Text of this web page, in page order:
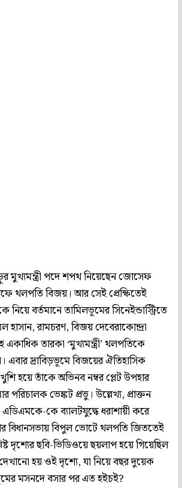
মুখ্যমন্ত্রী পদে শপথ নিয়েছেন জোসেফ
থলপতি বিজয়। আর সেই প্রেক্ষিতেই
নিয়ে বর্তমানে তামিলভূমের সিনেইন্ডাস্ট্রিতে
হাসান, রামচরণ, বিজয় দেবেরাকোন্দ্রা
তারকা ‘মুখ্যমন্ত্রী’ থলপতিকে
এবার দ্রাবিড়ভূমে বিজয়ের ঐতিহাসিক
হয়ে তাঁকে অভিনব নম্বর প্লেট উপহার
পরিচালক ভেঙ্কট প্রভু। উল্লেখ্য, প্রাক্তন
কে ব্যালটযুদ্ধে ধরাশায়ী করে
বিধানসভায় বিপুল ভোটে থলপতি জিততেই
দৃশ্যের ছবি-ভিডিওয়ে ছয়লাপ হয়ে গিয়েছিল
হয় ওই দৃশ্যে, যা নিয়ে বছর দুয়েক
মসনদে বসার পর এত হইচই?